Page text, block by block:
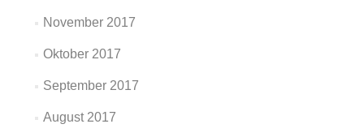
November 2017
Oktober 2017
September 2017
August 2017